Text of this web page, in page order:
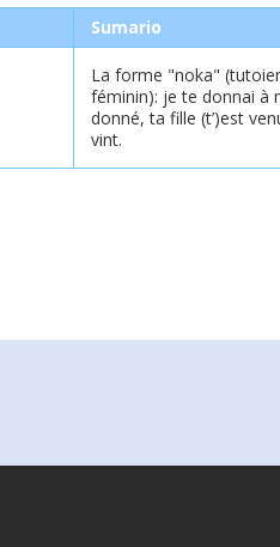
Sumario
La forme "noka"
féminin): je te donnai à
donné, ta fille (t’)est
vint.